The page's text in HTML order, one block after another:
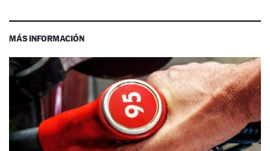
MÁS INFORMACIÓN